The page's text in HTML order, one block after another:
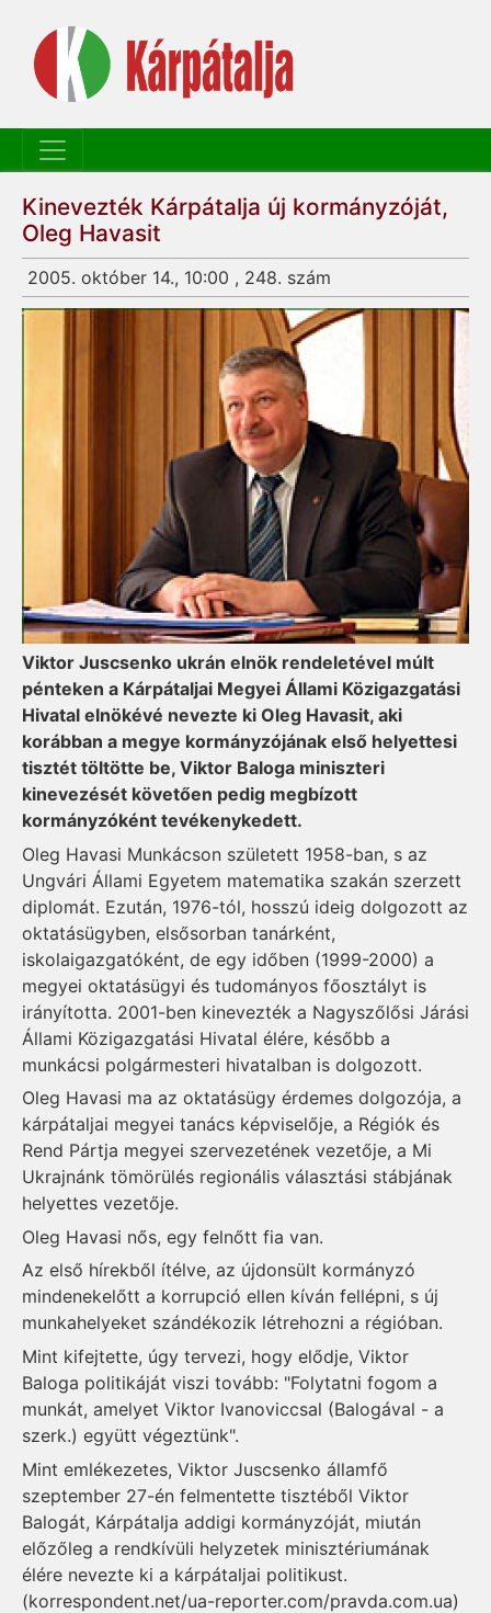
Kinevezték Kárpátalja új kormányzóját,
Oleg Havasit
2005. október 14., 10:00 , 248. szám
Viktor Juscsenko ukrán elnök rendeletével múlt
pénteken a Kárpátaljai Megyei Állami Közigazgatási
Hivatal elnökévé nevezte ki Oleg Havasit, aki
korábban a megye kormányzójának első helyettesi
tisztét töltötte be, Viktor Baloga miniszteri
kinevezését követően pedig megbízott
kormányzóként tevékenykedett.
Oleg Havasi Munkácson született 1958-ban, s az
Ungvári Állami Egyetem matematika szakán szerzett
diplomát. Ezután, 1976-tól, hosszú ideig dolgozott az
oktatásügyben, elsősorban tanárként,
iskolaigazgatóként, de egy időben (1999-2000) a
megyei oktatásügyi és tudományos főosztályt is
irányította. 2001-ben kinevezték a Nagyszőlősi Járási
Állami Közigazgatási Hivatal élére, később a
munkácsi polgármesteri hivatalban is dolgozott.
Oleg Havasi ma az oktatásügy érdemes dolgozója, a
kárpátaljai megyei tanács képviselője, a Régiók és
Rend Pártja megyei szervezetének vezetője, a Mi
Ukrajnánk tömörülés regionális választási stábjának
helyettes vezetője.
Oleg Havasi nős, egy felnőtt fia van.
Az első hírekből ítélve, az újdonsült kormányzó
mindenekelőtt a korrupció ellen kíván fellépni, s új
munkahelyeket szándékozik létrehozni a régióban.
Mint kifejtette, úgy tervezi, hogy elődje, Viktor
Baloga politikáját viszi tovább: "Folytatni fogom a
munkát, amelyet Viktor Ivanoviccsal (Balogával - a
szerk.) együtt végeztünk".
Mint emlékezetes, Viktor Juscsenko államfő
szeptember 27-én felmentette tisztéből Viktor
Balogát, Kárpátalja addigi kormányzóját, miután
előzőleg a rendkívüli helyzetek minisztériumának
élére nevezte ki a kárpátaljai politikust.
(korrespondent.net/ua-reporter.com/pravda.com.ua)